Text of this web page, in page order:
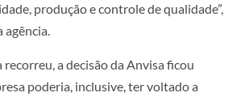
produção e controle de qualidade”,
agência.
recorreu, a decisão da Anvisa ficou
poderia, inclusive, ter voltado a